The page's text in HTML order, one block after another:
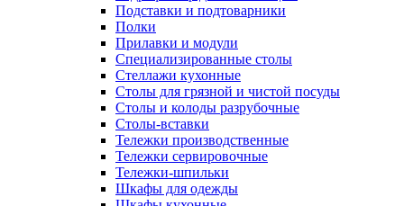
Подставки и подтоварники
Полки
Прилавки и модули
Специализированные столы
Стеллажи кухонные
Столы для грязной и чистой посуды
Столы и колоды разрубочные
Столы-вставки
Тележки производственные
Тележки сервировочные
Тележки-шпильки
Шкафы для одежды